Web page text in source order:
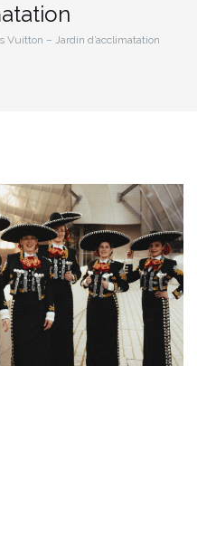
Vuitton – Jardin d’acclimatation